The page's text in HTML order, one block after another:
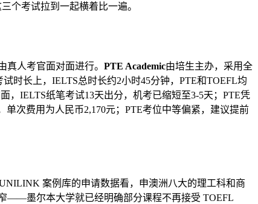
个考试拉到一起横着比一遍。
人考官面对面进行。 PTE Academic由培生主办，采用全
时长上，IELTS总时长约2小时45分钟，PTE和TOEFL均
，IELTS纸笔考试13天出分，机考已缩短至3-5天；PTE凭
次费用为人民币2,170元；PTE考位中等偏紧，建议提前
案例库的申请数据看，申澳洲八大的理工科和商
——墨尔本大学就已经明确部分课程不再接受 TOEFL